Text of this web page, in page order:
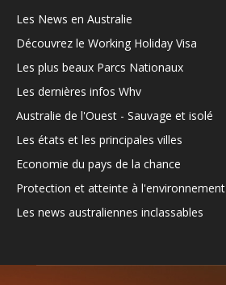
Les News en Australie
Découvrez le Working Holiday Visa
Les plus beaux Parcs Nationaux
Les dernières infos Whv
Australie de l'Ouest - Sauvage et isolé
Les états et les principales villes
Economie du pays de la chance
Protection et atteinte à l'environnement
Les news australiennes inclassables